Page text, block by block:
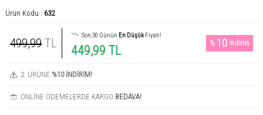
Ürün Kodu : 632
499,99 TL
Son 30 Günün En DüşükFiyatı!
449,99 TL %10 İndirim
2. ÜRÜNE %10 İNDİRİM!
ONLİNE ÖDEMELERDE KARGO BEDAVA!